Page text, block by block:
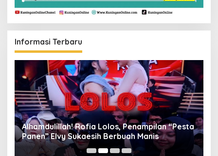
Informasi Terbaru
Alhamdulillah! Rofia Lolos, Penampilan “Pesta
Panen” Elvy Sukaesih Berbuah Manis